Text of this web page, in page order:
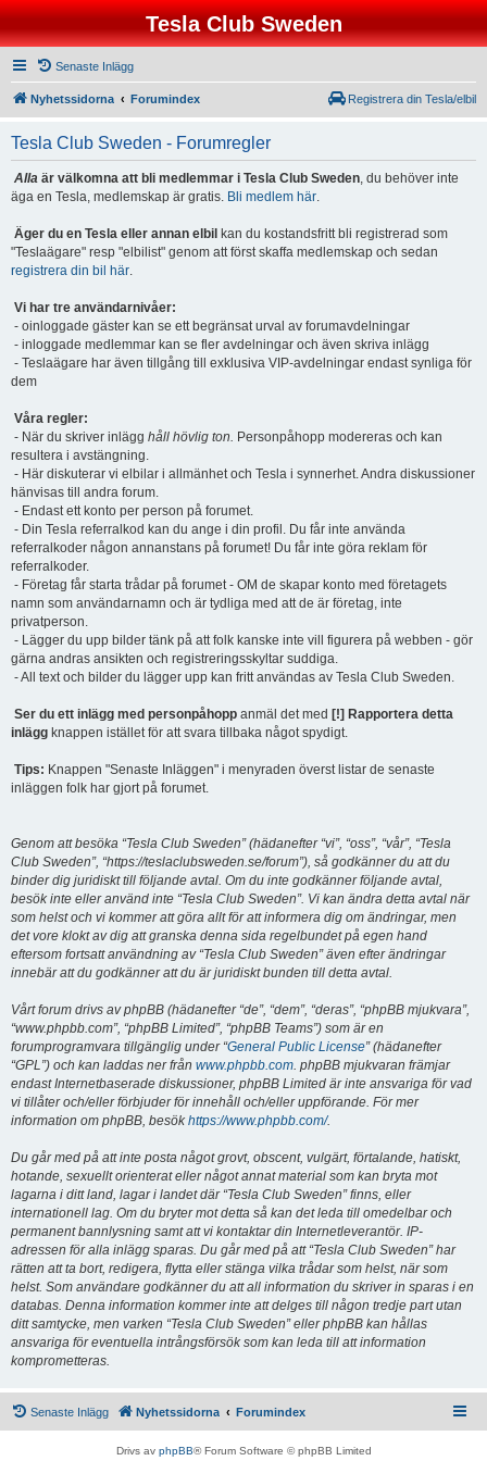
Tesla Club Sweden
Senaste Inlägg
Nyhetssidorna Forumindex Registrera din Tesla/elbil
Tesla Club Sweden - Forumregler
Alla är välkomna att bli medlemmar i Tesla Club Sweden, du behöver inte
äga en Tesla, medlemskap är gratis. Bli medlem här.
Äger du en Tesla eller annan elbil kan du kostandsfritt bli registrerad som
"Teslaägare" resp "elbilist" genom att först skaffa medlemskap och sedan
registrera din bil här.
Vi har tre användarnivåer:
- oinloggade gäster kan se ett begränsat urval av forumavdelningar
- inloggade medlemmar kan se fler avdelningar och även skriva inlägg
- Teslaägare har även tillgång till exklusiva VIP-avdelningar endast synliga för
dem
Våra regler:
- När du skriver inlägg håll hövlig ton. Personpåhopp modereras och kan
resultera i avstängning.
- Här diskuterar vi elbilar i allmänhet och Tesla i synnerhet. Andra diskussioner
hänvisas till andra forum.
- Endast ett konto per person på forumet.
- Din Tesla referralkod kan du ange i din profil. Du får inte använda
referralkoder någon annanstans på forumet! Du får inte göra reklam för
referralkoder.
- Företag får starta trådar på forumet - OM de skapar konto med företagets
namn som användarnamn och är tydliga med att de är företag, inte
privatperson.
- Lägger du upp bilder tänk på att folk kanske inte vill figurera på webben - gör
gärna andras ansikten och registreringsskyltar suddiga.
- All text och bilder du lägger upp kan fritt användas av Tesla Club Sweden.
Ser du ett inlägg med personpåhopp anmäl det med [!] Rapportera detta
inlägg knappen istället för att svara tillbaka något spydigt.
Tips: Knappen "Senaste Inläggen" i menyraden överst listar de senaste
inläggen folk har gjort på forumet.
Genom att besöka “Tesla Club Sweden” (hädanefter “vi”, “oss”, “vår”, “Tesla
Club Sweden”, “https://teslaclubsweden.se/forum”), så godkänner du att du
binder dig juridiskt till följande avtal. Om du inte godkänner följande avtal,
besök inte eller använd inte “Tesla Club Sweden”. Vi kan ändra detta avtal när
som helst och vi kommer att göra allt för att informera dig om ändringar, men
det vore klokt av dig att granska denna sida regelbundet på egen hand
eftersom fortsatt användning av “Tesla Club Sweden” även efter ändringar
innebär att du godkänner att du är juridiskt bunden till detta avtal.
Vårt forum drivs av phpBB (hädanefter “de”, “dem”, “deras”, “phpBB mjukvara”,
“www.phpbb.com”, “phpBB Limited”, “phpBB Teams”) som är en
forumprogramvara tillgänglig under “General Public License” (hädanefter
“GPL”) och kan laddas ner från www.phpbb.com. phpBB mjukvaran främjar
endast Internetbaserade diskussioner, phpBB Limited är inte ansvariga för vad
vi tillåter och/eller förbjuder för innehåll och/eller uppförande. För mer
information om phpBB, besökhttps://www.phpbb.com/.
Du går med på att inte posta något grovt, obscent, vulgärt, förtalande, hatiskt,
hotande, sexuellt orienterat eller något annat material som kan bryta mot
lagarna i ditt land, lagar i landet där “Tesla Club Sweden” finns, eller
internationell lag. Om du bryter mot detta så kan det leda till omedelbar och
permanent bannlysning samt att vi kontaktar din Internetleverantör. IP-
adressen för alla inlägg sparas. Du går med på att “Tesla Club Sweden” har
rätten att ta bort, redigera, flytta eller stänga vilka trådar som helst, när som
helst. Som användare godkänner du att all information du skriver in sparas i en
databas. Denna information kommer inte att delges till någon tredje part utan
ditt samtycke, men varken “Tesla Club Sweden” eller phpBB kan hållas
ansvariga för eventuella intrångsförsök som kan leda till att information
komprometteras.
Senaste Inlägg Nyhetssidorna Forumindex
Drivs av phpBB® Forum Software © phpBB Limited